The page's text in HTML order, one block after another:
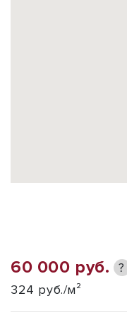
60 000 руб. ?
324 руб./м²